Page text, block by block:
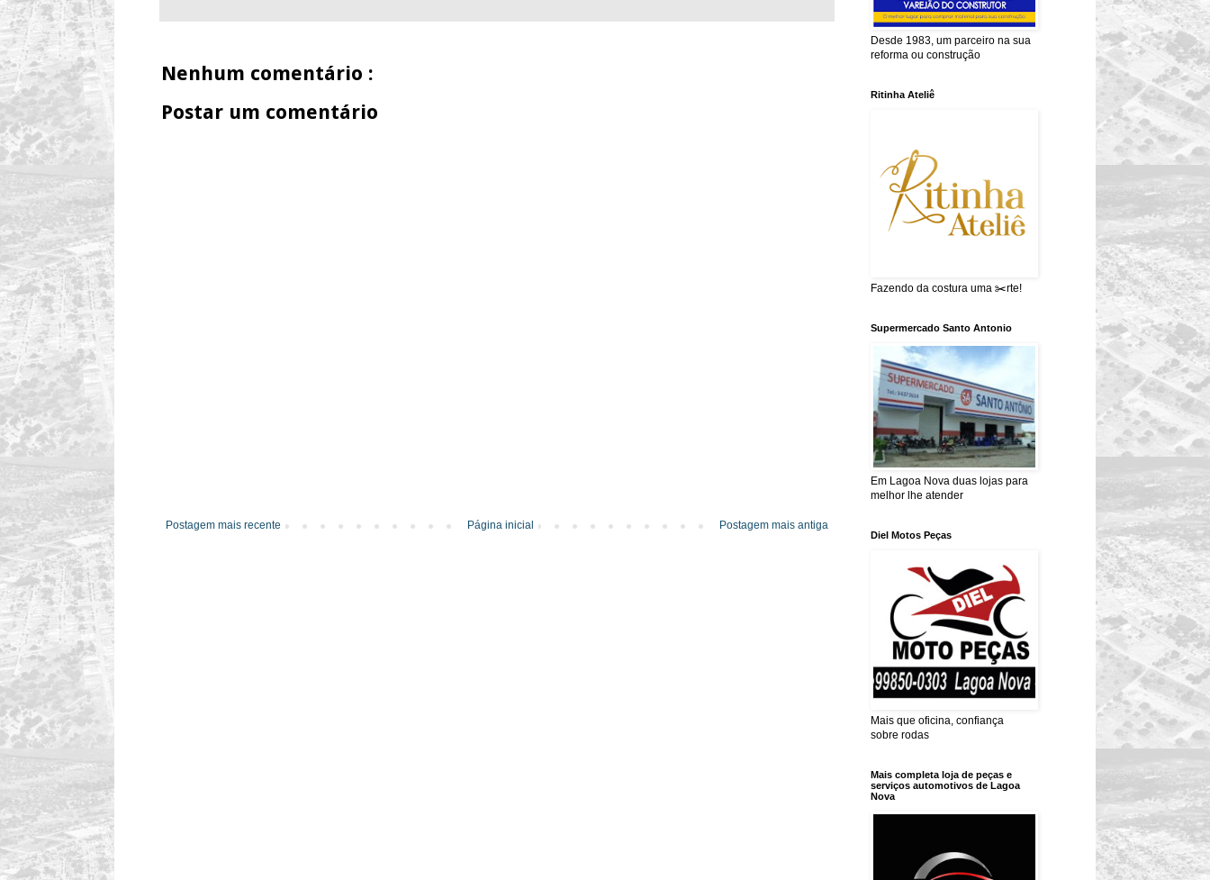
Nenhum comentário :
Postar um comentário
Postagem mais recente Postagem mais antiga
Página inicial
Desde 1983, um parceiro na sua
reforma ou construção
Ritinha Ateliê
Fazendo da costura uma ✂️rte!
Supermercado Santo Antonio
Em Lagoa Nova duas lojas para
melhor lhe atender
Diel Motos Peças
Mais que oficina, confiança
sobre rodas
Mais completa loja de peças e
serviços automotivos de Lagoa
Nova